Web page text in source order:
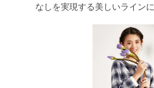
なしを実現する美しいラインに